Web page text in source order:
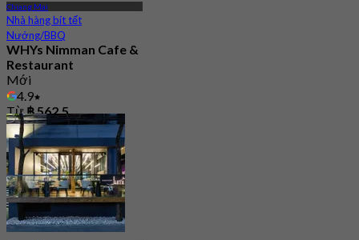
Chiang Mai
Nhà hàng bít tết
Nướng/BBQ
WHYs Nimman Cafe &
Restaurant
Mới
4.9
Từ฿ 562.5